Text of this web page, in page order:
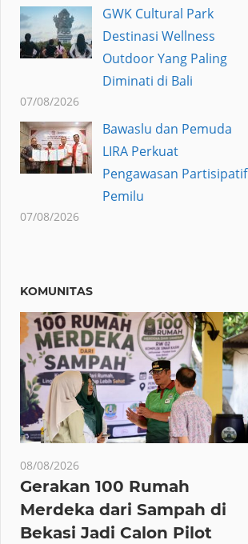
GWK Cultural Park
Destinasi Wellness
Outdoor Yang Paling
Diminati di Bali
07/08/2026
Bawaslu dan Pemuda
LIRA Perkuat
Pengawasan Partisipatif
Pemilu
07/08/2026
KOMUNITAS
08/08/2026
Gerakan 100 Rumah
Merdeka dari Sampah di
Bekasi Jadi Calon Pilot